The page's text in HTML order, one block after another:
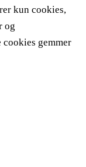
kun cookies,
og
gemmer